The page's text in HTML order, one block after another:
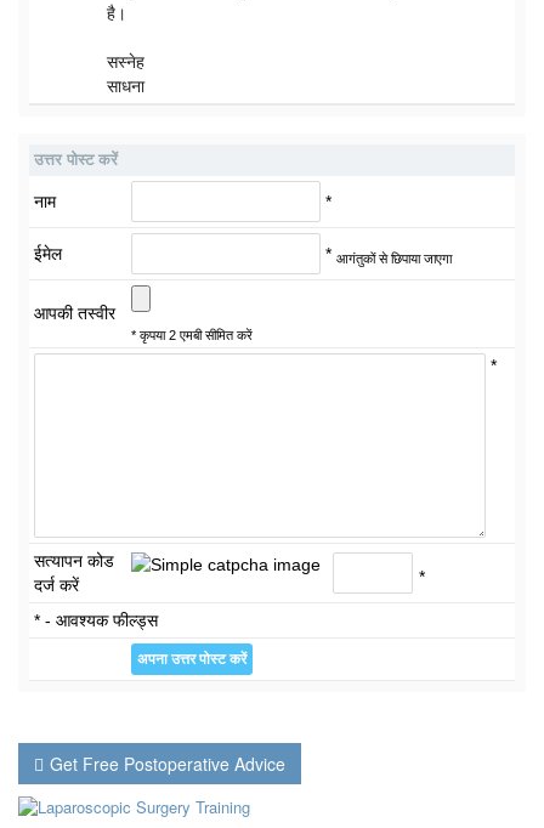
है।
सस्नेह
साधना
उत्तर पोस्ट करें
नाम *
ईमेल * आगंतुकों से छिपाया जाएगा
आपकी तस्वीर
* कृपया 2 एमबी सीमित करें
*
सत्यापन कोड
दर्ज करें
*
* - आवश्यक फील्ड्स
Get Free Postoperative Advice